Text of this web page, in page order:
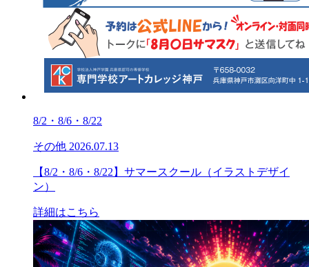
8/2・8/6・8/22
その他 2026.07.13
【8/2・8/6・8/22】サマースクール（イラストデザイ
ン）
詳細はこちら